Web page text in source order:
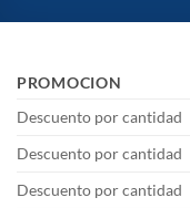
PROMOCION
Descuento por cantidad
Descuento por cantidad
Descuento por cantidad